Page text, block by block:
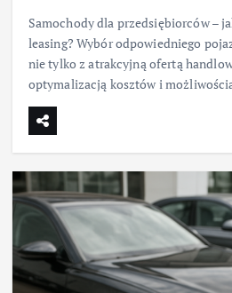
Samochody dla przedsiębiorców –
leasing? Wybór odpowiedniego
nie tylko z atrakcyjną ofertą
optymalizacją kosztów i